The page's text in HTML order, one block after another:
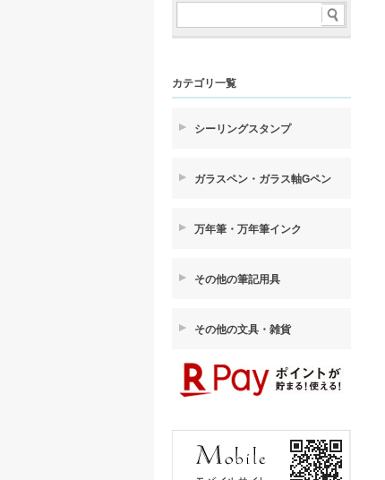
カテゴリ一覧
シーリングスタンプ
ガラスペン・ガラス軸Gペン
万年筆・万年筆インク
その他の筆記用具
その他の文具・雑貨